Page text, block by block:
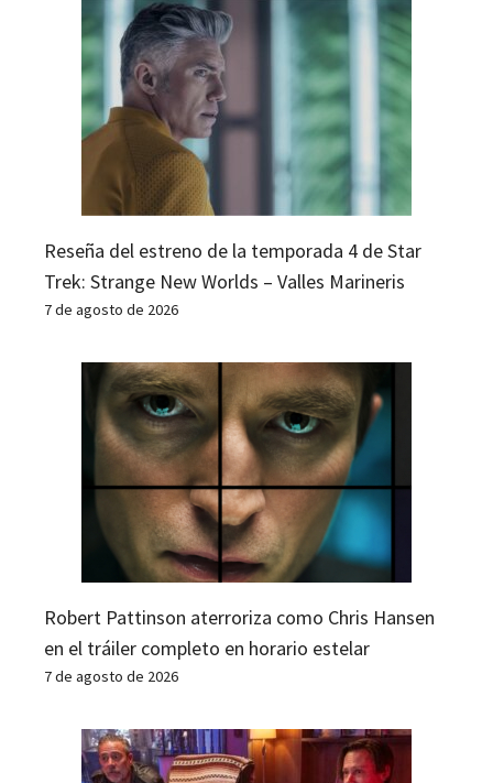
Reseña del estreno de la temporada 4 de Star
Trek: Strange New Worlds – Valles Marineris
7 de agosto de 2026
Robert Pattinson aterroriza como Chris Hansen
en el tráiler completo en horario estelar
7 de agosto de 2026